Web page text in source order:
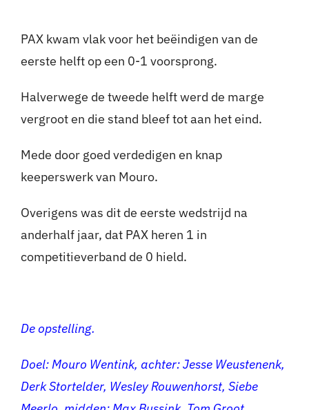
PAX kwam vlak voor het beëindigen van de
eerste helft op een 0-1 voorsprong.
Halverwege de tweede helft werd de marge
vergroot en die stand bleef tot aan het eind.
Mede door goed verdedigen en knap
keeperswerk van Mouro.
Overigens was dit de eerste wedstrijd na
anderhalf jaar, dat PAX heren 1 in
competitieverband de 0 hield.
De opstelling.
Doel: Mouro Wentink, achter: Jesse Weustenenk,
Derk Stortelder, Wesley Rouwenhorst, Siebe